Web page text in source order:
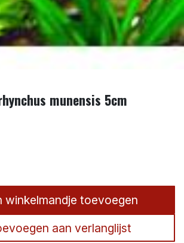
munensis 5cm
winkelmandje toevoegen
aan verlanglijst